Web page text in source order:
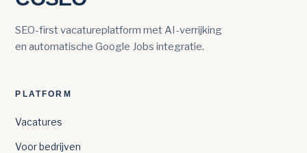
SEO-first vacatureplatform met AI-verrijking
en automatische Google Jobs integratie.
PLATFORM
Vacatures
Voor bedrijven